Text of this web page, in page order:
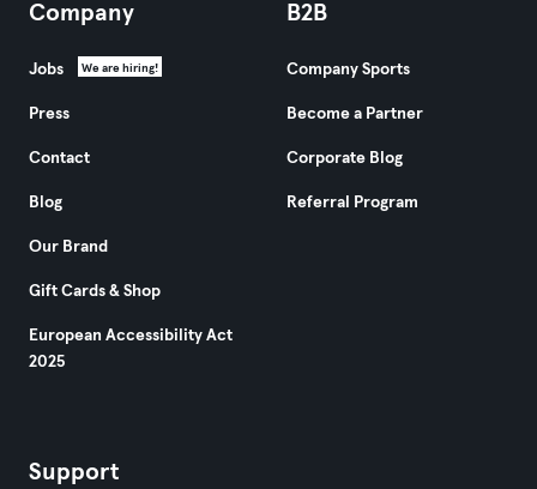
Company
Jobs We are hiring!
Press
Contact
Blog
Our Brand
Gift Cards & Shop
European Accessibility Act
2025
B2B
Company Sports
Become a Partner
Corporate Blog
Referral Program
Support